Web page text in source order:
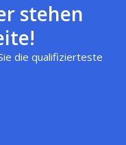
stehen
die qualifizierteste